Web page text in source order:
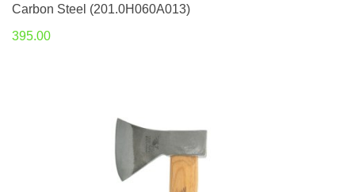
Carbon Steel (201.0H060A013)
395.00